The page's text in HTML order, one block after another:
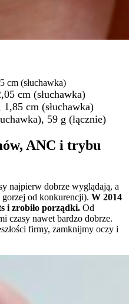
cm (słuchawka)
cm (słuchawka)
cm (słuchawka)
59 g (łącznie)
ANC i trybu
najpierw dobrze wyglądają, a
od konkurencji). W 2014
i zrobiło porządki. Od
czasy nawet bardzo dobrze.
firmy, zamknijmy oczy i